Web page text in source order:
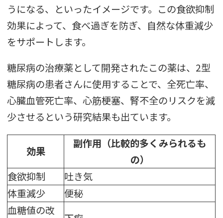
うになる、といったイメージです。この食欲抑制
効果によって、食べ過ぎを防ぎ、自然な体重減少
をサポートします。
糖尿病の治療薬として開発されたこの薬は、2型
糖尿病の患者さんに使用することで、全死亡率、
心臓血管死亡率、心筋梗塞、腎不全のリスクを減
少させるという研究結果も出ています。
効果
副作用（比較的多くみられるも
の）
食欲抑制
吐き気
体重減少
便秘
血糖値の改